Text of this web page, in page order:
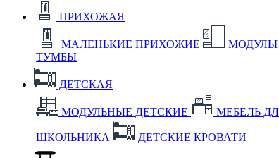
ПРИХОЖАЯ
МАЛЕНЬКИЕ ПРИХОЖИЕ
ТУМБЫ
ДЕТСКАЯ
МОДУЛЬНЫЕ ДЕТСКИЕ МЕБЕЛЬ
ШКОЛЬНИКА ДЕТСКИЕ КРОВАТИ